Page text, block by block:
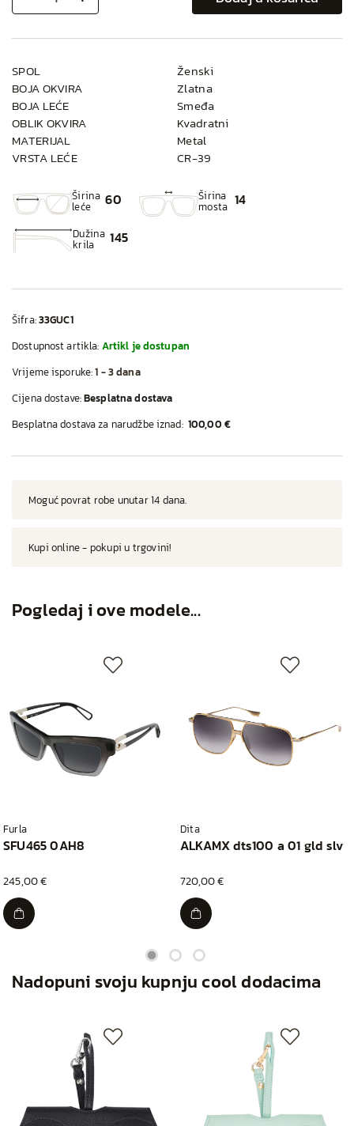
SPOL
Ženski
BOJA OKVIRA
Zlatna
BOJA LEĆE
Smeđa
OBLIK OKVIRA
Kvadratni
MATERIJAL
Metal
VRSTA LEĆE
CR-39
Širina
leće 60 Širina
mosta 14
Dužina
krila 145
Šifra:33GUC1
Dostupnost artikla: Artikl je dostupan
Vrijeme isporuke:1 - 3 dana
Cijena dostave:Besplatna dostava
Besplatna dostava za narudžbe iznad: 100,00 €
Moguć povrat robe unutar 14 dana.
Kupi online - pokupi u trgovini!
Pogledaj i ove modele...
Furla
SFU465 0AH8
245,00 €
Dita
ALKAMX dts100 a 01 gld slv
720,00 €
Nadopuni svoju kupnju cool dodacima